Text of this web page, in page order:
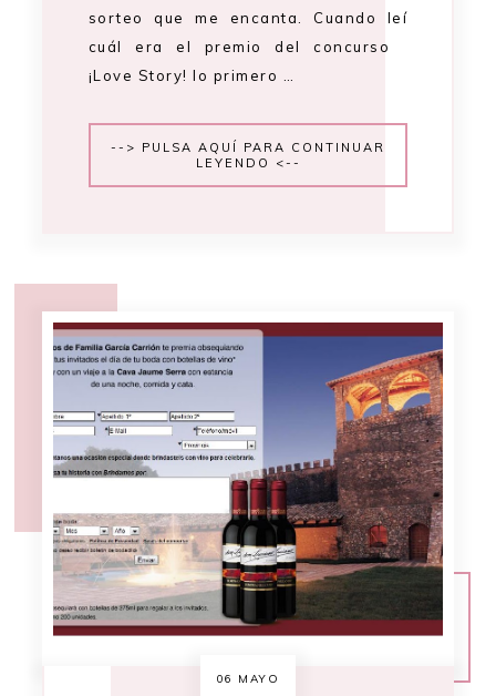
sorteo que me encanta. Cuando leí
cuál era el premio del concurso
¡Love Story! lo primero …
--> PULSA AQUÍ PARA CONTINUAR
LEYENDO <--
06 MAYO